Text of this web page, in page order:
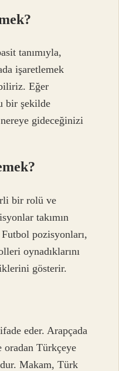
tanımıyla,
işaretlemek
Eğer
bir şekilde
gideceğinizi
bir rolü ve
takımın
pozisyonları,
oynadıklarını
gösterir.
eder. Arapçada
oradan Türkçeye
Makam, Türk